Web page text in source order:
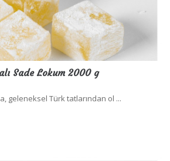
Sade Lokum 2000 g
geleneksel Türk tatlarından ol ...